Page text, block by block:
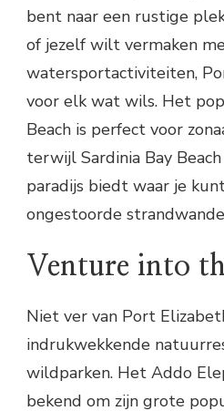
bent naar een rustige
of jezelf wilt vermaken
watersportactiviteiten,
voor elk wat wils. Het
Beach is perfect voor
terwijl Sardinia Bay
paradijs biedt waar je
ongestoorde
Venture into
Niet ver van Port
indrukwekkende
wildparken. Het Addo
bekend om zijn grote